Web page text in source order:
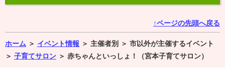
↑ページの先頭へ戻る
ホーム ＞ イベント情報 ＞ 主催者別 ＞ 市以外が主催するイベント
＞ 子育てサロン ＞ 赤ちゃんといっしょ！（宮本子育てサロン）